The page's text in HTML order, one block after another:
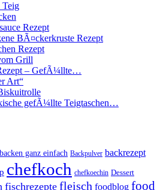
Teig
Rezept
BÃ¤ckerkruste Rezept
Rezept
Grill
– GefÃ¼llte…
Art“
gefÃ¼llte Teigtaschen…
backen ganz einfach Backpulver backrezept
chefkoch chefkoechin Dessert
fischrezepte fleisch foodblog food